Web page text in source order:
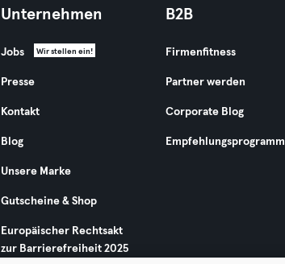
Unternehmen
Jobs Wir stellen ein!
Presse
Kontakt
Blog
Unsere Marke
Gutscheine & Shop
Europäischer Rechtsakt
zur Barrierefreiheit 2025
B2B
Firmenfitness
Partner werden
Corporate Blog
Empfehlungsprogramm